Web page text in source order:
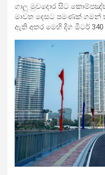
ගාලු මුවදොර සිට
මාවත දෙසට පමණක් ගමන්
ඇති අතර මෙහි දිග මීටර්